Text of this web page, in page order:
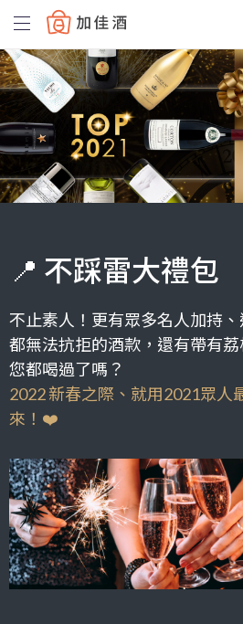
Baccus
📍 不踩雷大禮包
不止素人！更有眾多名人加持
都無法抗拒的酒款，還有帶有
您都喝過了嗎？
2022 新春之際、就用2021眾人
來！❤️